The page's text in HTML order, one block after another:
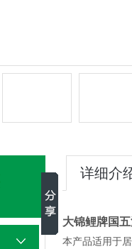
详细介
大锦鲤牌国
本产品适用于